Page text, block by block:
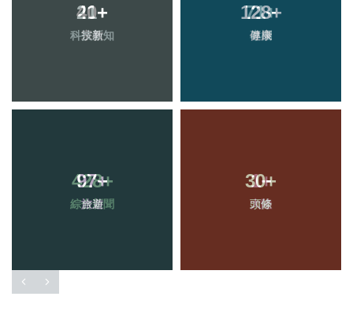
21+
科技新知
128+
健康
97+
旅遊
30+
頭條